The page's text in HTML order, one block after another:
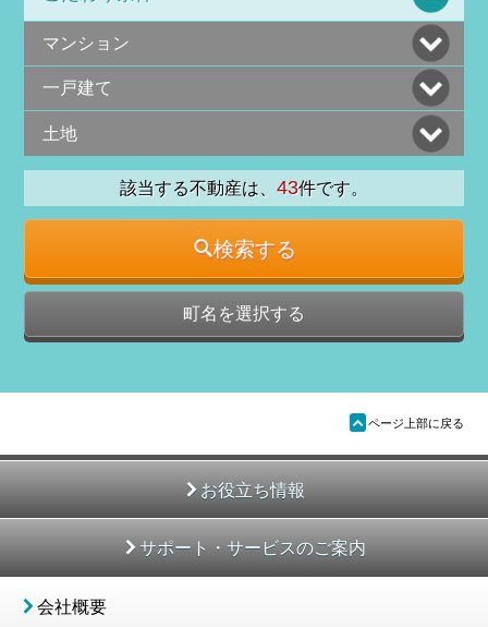
マンション
一戸建て
土地
該当する不動産は、 43件です。
検索する
町名を選択する
ü ページ上部に戻る
お役立ち情報
サポート・サービスのご案内
会社概要